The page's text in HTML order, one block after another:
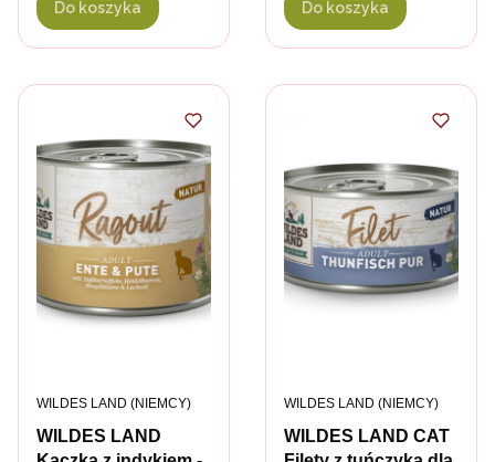
Do koszyka Do koszyka
WILDES LAND
PRODUCENT
WILDES LAND (NIEMCY)
WILDES LAND CAT
PRODUCENT
WILDES LAND (NIEMCY)